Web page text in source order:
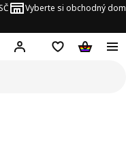
Vyberte si obchodný dom
Hej! Prihlásenie
NákupnýNákupný